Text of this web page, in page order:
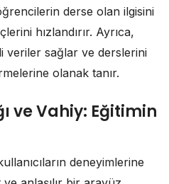
derse olan ilgisini
hızlandırır. Ayrıca,
veriler sağlar ve derslerini
olanak tanır.
ve Vahiy: Eğitimin
deneyimlerine